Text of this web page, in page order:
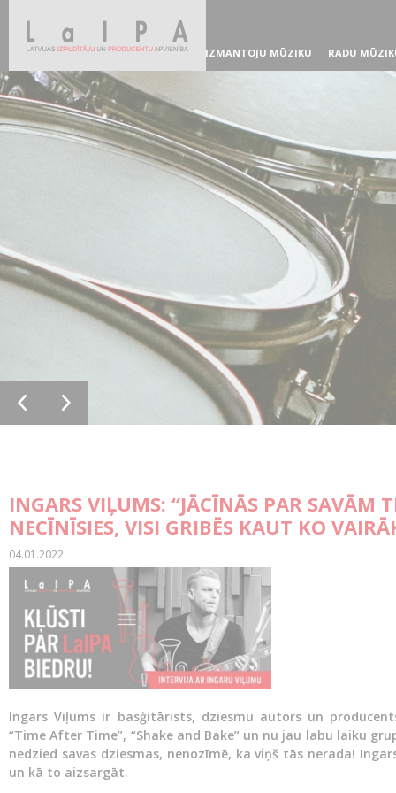
IZMANTOJU MŪZIKU RADU
INGARS VIĻUMS: “JĀCĪNĀS PAR SAVĀM
NECĪNĪSIES, VISI GRIBĒS KAUT KO
04.01.2022
Ingars Viļums ir basģitārists, dziesmu autors un
“Time After Time”, “Shake and Bake” un nu jau labu laiku
nedzied savas dziesmas, nenozīmē, ka viņš tās nerada!
un kā to aizsargāt.